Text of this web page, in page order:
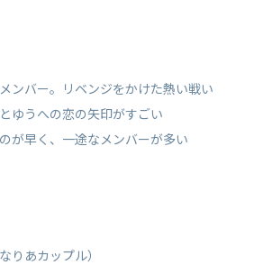
ンバー。リベンジをかけた熱い戦い
ゆうへの恋の矢印がすごい
が早く、一途なメンバーが多い
りあカップル）